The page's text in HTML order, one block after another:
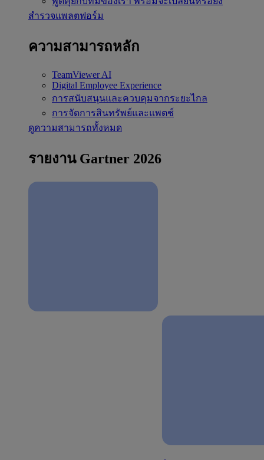
สำรวจแพลตฟอร์ม
ความสามารถหลัก
TeamViewer AI
Digital Employee Experience
การสนับสนุนและควบคุมจากระยะไกล
การจัดการสินทรัพย์และแพตช์
ดูความสามารถทั้งหมด
รายงาน Gartner 2026